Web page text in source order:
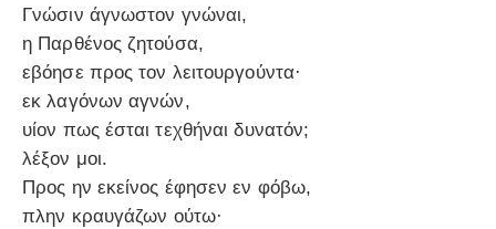
Γνώσιν άγνωστον γνώναι,
η Παρθένος ζητούσα,
εβόησε προς τον λειτουργούντα·
εκ λαγόνων αγνών,
υίον πως έσται τεχθήναι δυνατόν;
λέξον μοι.
Προς ην εκείνος έφησεν εν φόβω,
πλην κραυγάζων ούτω·